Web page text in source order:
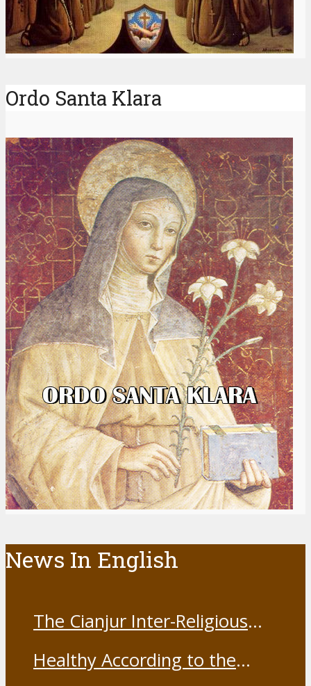
Ordo Santa Klara
News In English
The Cianjur Inter-Religious
19 Vaccine
Healthy According to the